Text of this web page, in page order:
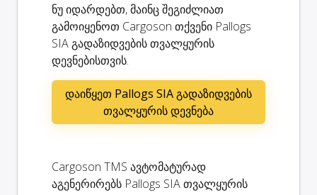
ნუ იდარდებთ, მაინც შეგიძლიათ
გამოიყენოთ Cargoson თქვენი Pallogs
SIA გადაზიდვების თვალყურის
დევნებისთვის.
დაიწყეთ Pallogs SIA გადაზიდვების
თვალყურის დევნება
Cargoson TMS ავტომატურად
აგენერირებს Pallogs SIA თვალყურის